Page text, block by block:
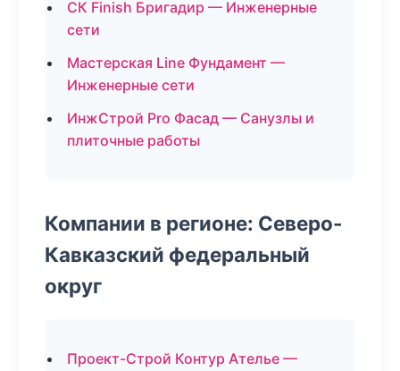
СК Finish Бригадир — Инженерные
сети
Мастерская Line Фундамент —
Инженерные сети
ИнжСтрой Pro Фасад — Санузлы и
плиточные работы
Компании в регионе: Северо-
Кавказский федеральный
округ
Проект-Строй Контур Ателье —